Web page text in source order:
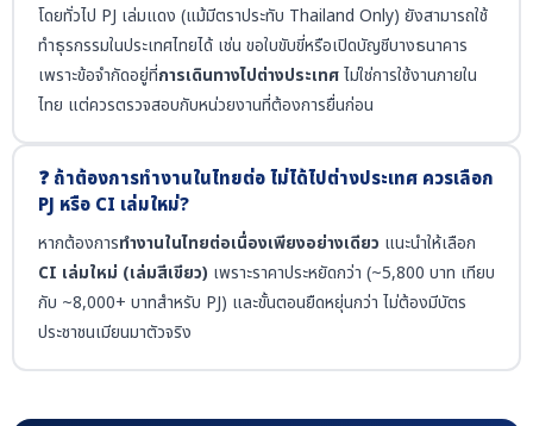
โดยทั่วไป PJ เล่มแดง (แม้มีตราประทับ Thailand Only) ยังสามารถใช้
ทำธุรกรรมในประเทศไทยได้ เช่น ขอใบขับขี่หรือเปิดบัญชีบางธนาคาร
เพราะข้อจำกัดอยู่ที่การเดินทางไปต่างประเทศไม่ใช่การใช้งานภายใน
ไทย แต่ควรตรวจสอบกับหน่วยงานที่ต้องการยื่นก่อน
❓ ถ้าต้องการทำงานในไทยต่อ ไม่ได้ไปต่างประเทศ ควรเลือก
PJ หรือ CI เล่มใหม่?
หากต้องการทำงานในไทยต่อเนื่องเพียงอย่างเดียว แนะนำให้เลือก
CI เล่มใหม่ (เล่มสีเขียว) เพราะราคาประหยัดกว่า (~5,800 บาท เทียบ
กับ ~8,000+ บาทสำหรับ PJ) และขั้นตอนยืดหยุ่นกว่า ไม่ต้องมีบัตร
ประชาชนเมียนมาตัวจริง